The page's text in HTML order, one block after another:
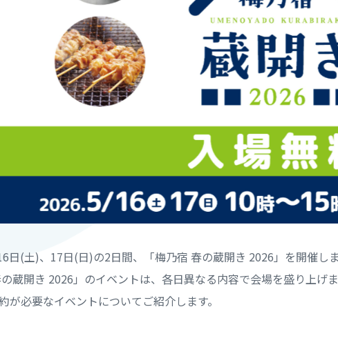
日(土)、17日(日)の2日間、「梅乃宿 春の蔵開き 2026」を開催しま
の蔵開き 2026」のイベントは、各日異なる内容で会場を盛り上げま
が必要なイベントについてご紹介します。